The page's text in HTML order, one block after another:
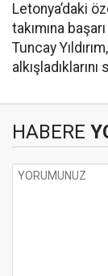
Letonya’daki
takımına
Tuncay
alkışladıklarını
HABERE